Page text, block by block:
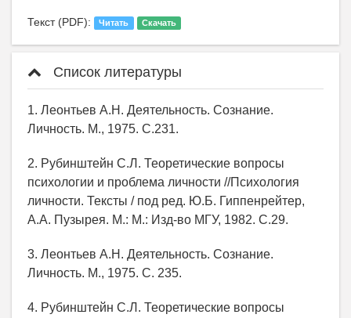
Текст (PDF): Читать Скачать
Список литературы
1. Леонтьев А.Н. Деятельность. Сознание.
Личность. М., 1975. С.231.
2. Рубинштейн С.Л. Теоретические вопросы
психологии и проблема личности //Психология
личности. Тексты / под ред. Ю.Б. Гиппенрейтер,
А.А. Пузырея. М.: М.: Изд-во МГУ, 1982. С.29.
3. Леонтьев А.Н. Деятельность. Сознание.
Личность. М., 1975. С. 235.
4. Рубинштейн С.Л. Теоретические вопросы